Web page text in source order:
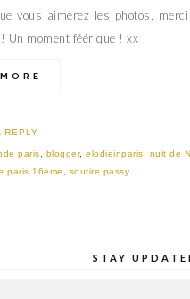
vous aimerez les photos,
Un moment féérique ! xx
REPLY
paris blogger,elodieinparis nuit de
paris 16eme sourire passy
STAY